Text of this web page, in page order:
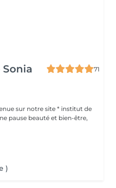
71
sur notre site * institut de
)